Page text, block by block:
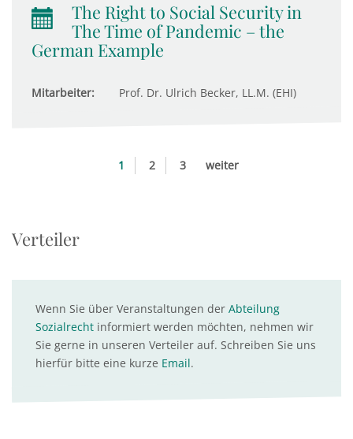
The Right to Social Security in
The Time of Pandemic – the
German Example
Mitarbeiter: Prof. Dr. Ulrich Becker, LL.M. (EHI)
1 2 3 weiter
Verteiler
Wenn Sie über Veranstaltungen der Abteilung
Sozialrecht informiert werden möchten, nehmen wir
Sie gerne in unseren Verteiler auf. Schreiben Sie uns
hierfür bitte eine kurze Email.